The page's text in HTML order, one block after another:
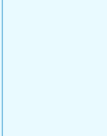
「
此